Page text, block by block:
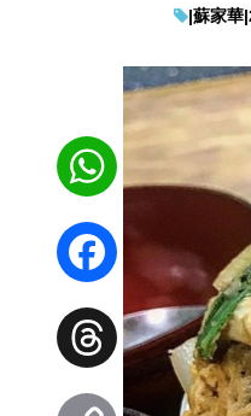
|蘇家華|
WhatsApp
Facebook
Threads